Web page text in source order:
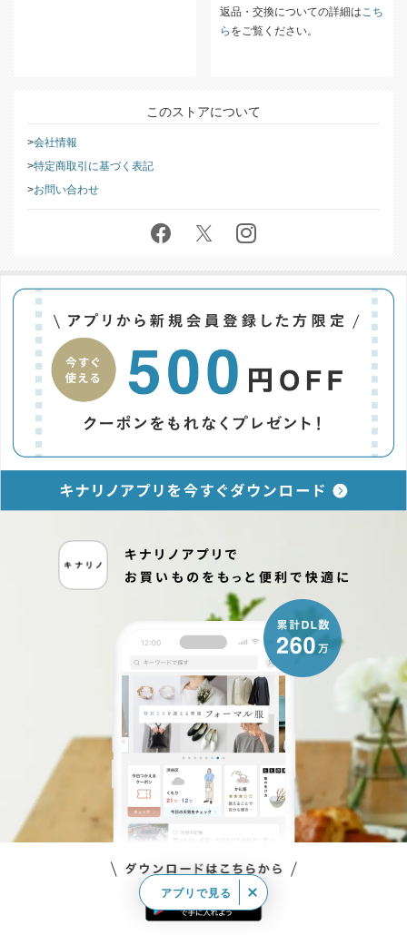
返品・交換についての詳細はこち
ら をご覧ください。
このストアについて
会社情報
特定商取引に基づく表記
お問い合わせ
アプリで見る